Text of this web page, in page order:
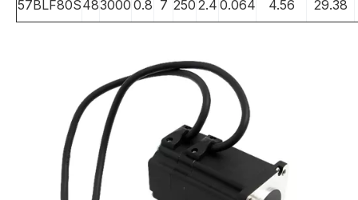
57BLF80S483000 0.8 7 250 2.4 0.064 4.56 29.38